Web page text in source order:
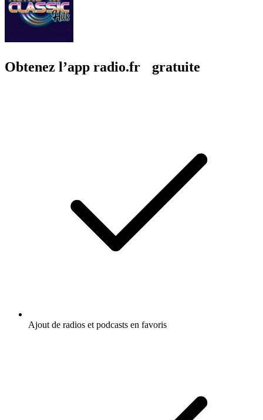
Obtenez l’app radio.fr gratuite
Ajout de radios et podcasts en favoris